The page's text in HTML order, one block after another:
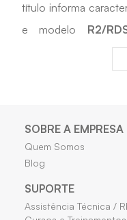
título informa
e modelo R2/
cadastros,
técnicos
Quais os
INTELBRAS 1E1 R2/
• Facilita a
SOBRE A EMPRESA
Quem Somos
Blog
SUPORTE
Assistência Técnica /